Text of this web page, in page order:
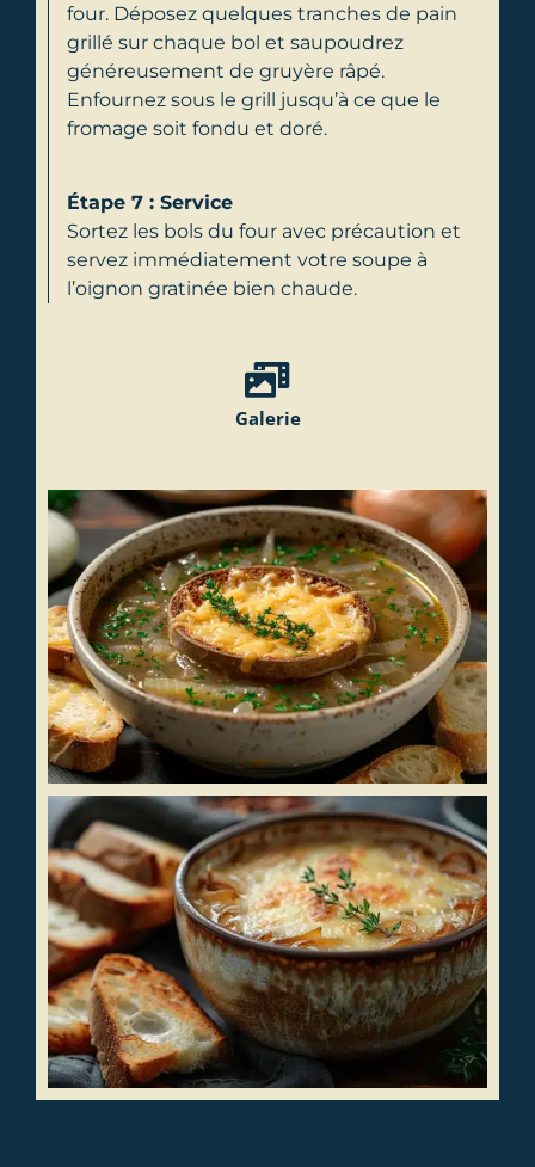
four. Déposez quelques tranches de pain
grillé sur chaque bol et saupoudrez
généreusement de gruyère râpé.
Enfournez sous le grill jusqu’à ce que le
fromage soit fondu et doré.
Étape 7 : Service
Sortez les bols du four avec précaution et
servez immédiatement votre soupe à
l’oignon gratinée bien chaude.
Galerie